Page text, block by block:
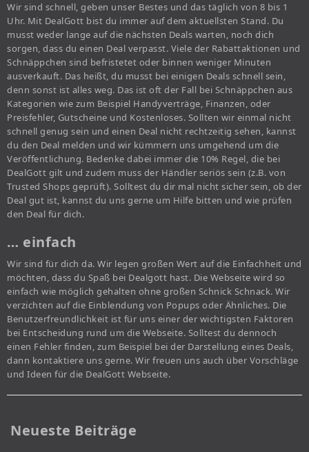
Wir sind schnell, geben unser Bestes und das täglich von 8 bis 1
Uhr. Mit DealGott bist du immer auf dem aktuellsten Stand. Du
musst weder lange auf die nächsten Deals warten, noch dich
sorgen, dass du einen Deal verpasst. Viele der Rabattaktionen und
Schnäppchen sind befristetet oder binnen weniger Minuten
ausverkauft. Das heißt, du musst bei einigen Deals schnell sein,
denn sonst ist alles weg. Das ist oft der Fall bei Schnäppchen aus
Kategorien wie zum Beispiel Handyverträge, Finanzen, oder
Preisfehler, Gutscheine und Kostenloses. Sollten wir einmal nicht
schnell genug sein und einen Deal nicht rechtzeitig sehen, kannst
du den Deal melden und wir kümmern uns umgehend um die
Veröffentlichung. Bedenke dabei immer die 10% Regel, die bei
DealGott gilt und zudem muss der Händler seriös sein (z.B. von
Trusted Shops geprüft). Solltest du dir mal nicht sicher sein, ob der
Deal gut ist, kannst du uns gerne um Hilfe bitten und wie prüfen
den Deal für dich.
… einfach
Wir sind für dich da. Wir legen großen Wert auf die Einfachheit und
möchten, dass du Spaß bei Dealgott hast. Die Webseite wird so
einfach wie möglich gehalten ohne großen Schnick Schnack. Wir
verzichten auf die Einblendung von Popups oder Ähnliches. Die
Benutzerfreundlichkeit ist für uns einer der wichtigsten Faktoren
bei Entscheidung rund um die Webseite. Solltest du dennoch
einen Fehler finden, zum Beispiel bei der Darstellung eines Deals,
dann kontaktiere uns gerne. Wir freuen uns auch über Vorschläge
und Ideen für die DealGott Webseite.
Neueste Beiträge